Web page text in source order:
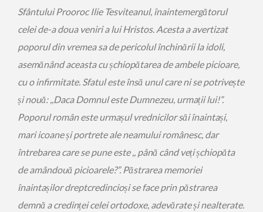
Sfântului Prooroc Ilie Tesviteanul, înaintemergătorul
celei de-a doua veniri a lui Hristos. Acesta a avertizat
poporul din vremea sa de pericolul închinării la idoli,
asemănând aceasta cu șchiopătarea de ambele picioare,
cu o infirmitate. Sfatul este însă unul care ni se potrivește
și nouă: ,,Daca Domnul este Dumnezeu, urmații lui!”.
Poporul român este urmașul vrednicilor săi înaintași,
mari icoane și portrete ale neamului românesc, dar
întrebarea care se pune este ,, până când veți șchiopăta
de amândouă picioarele?”. Păstrarea memoriei
înaintașilor dreptcredincioși se face prin păstrarea
demnă a credinței celei ortodoxe, adevărate și nealterate.